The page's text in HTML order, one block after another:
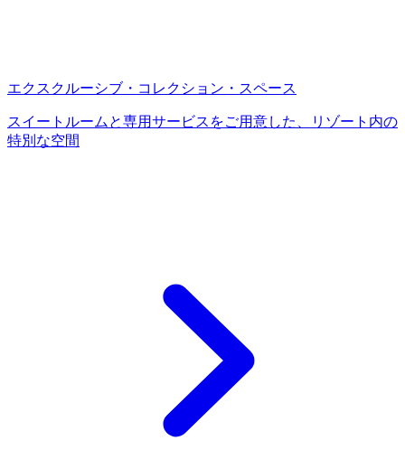
エクスクルーシブ・コレクション・スペース
スイートルームと専用サービスをご用意した、リゾート内の
特別な空間